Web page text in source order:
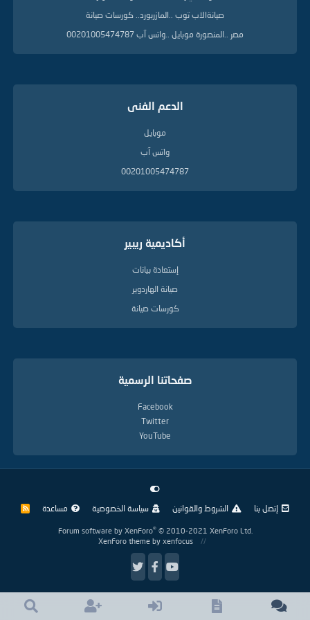
صيانةالاب توب ..المازربورد.. كورسات صيانة
مصر ..المنصورة موبايل ..واتس آب 00201005474787
الدعم الفنى
موبايل
واتس آب
00201005474787
أكاديمية ريبير
إستعادة بيانات
صيانة الهاردوير
كورسات صيانة
صفحاتنا الرسمية
Facebook
Twitter
YouTube
إتصل بنا الشروط والقوانين سياسة الخصوصية مساعدة
R
Forum software by XenForo® © 2010-2021 XenForo Ltd.
XenForo theme by xenfocus